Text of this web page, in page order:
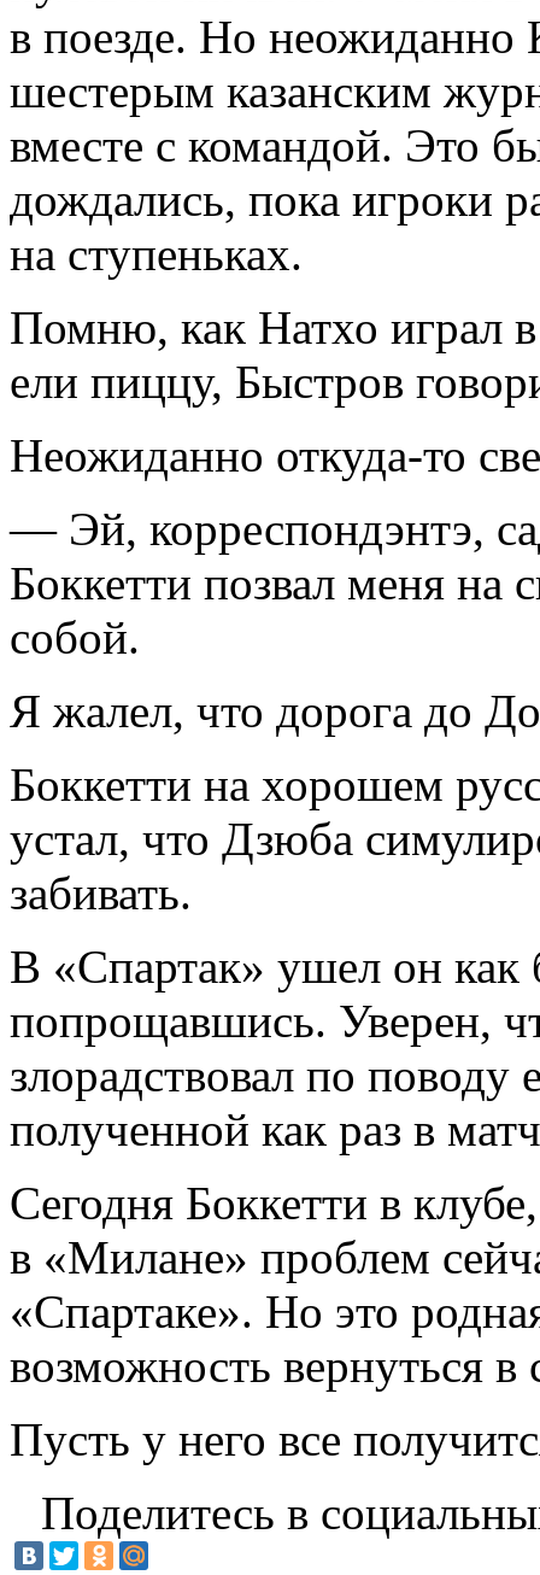
в поезде. Но неожиданно
шестерым казанским
вместе с командой. Это
дождались, пока игроки
на ступеньках.
Помню, как Натхо играл
ели пиццу, Быстров
Неожиданно откуда-то
— Эй, корреспондэнтэ,
Боккетти позвал меня на
собой.
Я жалел, что дорога до
Боккетти на хорошем
устал, что Дзюба
забивать.
В «Спартак» ушел он
попрощавшись. Уверен,
злорадствовал по поводу
полученной как раз в
Сегодня Боккетти в
в «Милане» проблем
«Спартаке». Но это
возможность вернуться
Пусть у него все
Поделитесь в